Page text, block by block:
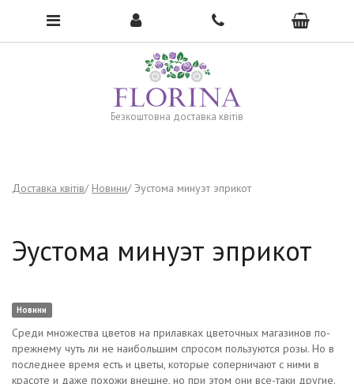
Безкоштовна доставка квітів
To open the menu, click here →
Доставка квітів Новини Эустома минуэт эприкот
Эустома минуэт эприкот
Новини
Среди множества цветов на прилавках цветочных магазинов по-
прежнему чуть ли не наибольшим спросом пользуются розы. Но в
последнее время есть и цветы, которые соперничают с ними в
красоте и даже похожи внешне, но при этом они все-таки другие.